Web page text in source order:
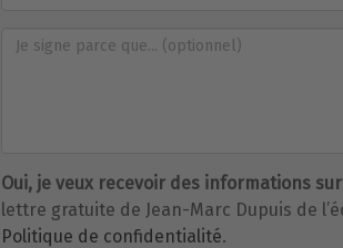
Oui, je veux recevoir des informations
lettre gratuite de Jean-Marc Dupuis de
Politique de confidentialité.